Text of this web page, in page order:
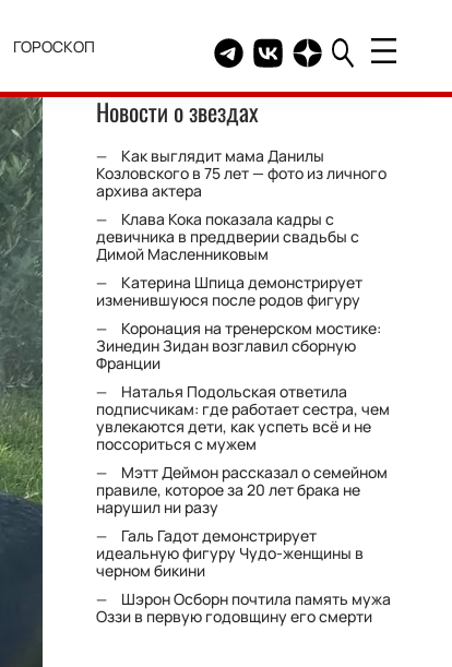
ГОРОСКОП Telegram канал HELLO
Группа HELLO
Канал HELLO в
Новости о звездах
Как выглядит мама Данилы
Козловского в 75 лет — фото из личного
архива актера
Клава Кока показала кадры с
девичника в преддверии свадьбы с
Димой Масленниковым
Катерина Шпица демонстрирует
изменившуюся после родов фигуру
Коронация на тренерском мостике:
Зинедин Зидан возглавил сборную
Франции
Наталья Подольская ответила
подписчикам: где работает сестра, чем
увлекаются дети, как успеть всё и не
поссориться с мужем
Мэтт Деймон рассказал о семейном
правиле, которое за 20 лет брака не
нарушил ни разу
Галь Гадот демонстрирует
идеальную фигуру Чудо-женщины в
черном бикини
Шэрон Осборн почтила память мужа
Оззи в первую годовщину его смерти